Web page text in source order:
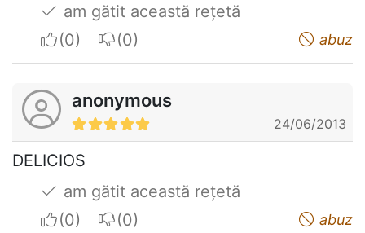
am gătit această rețetă
I apreciateI do not appreciate abuz
anonymous
24/06/2013
DELICIOS
am gătit această rețetă
I apreciateI do not appreciate abuz